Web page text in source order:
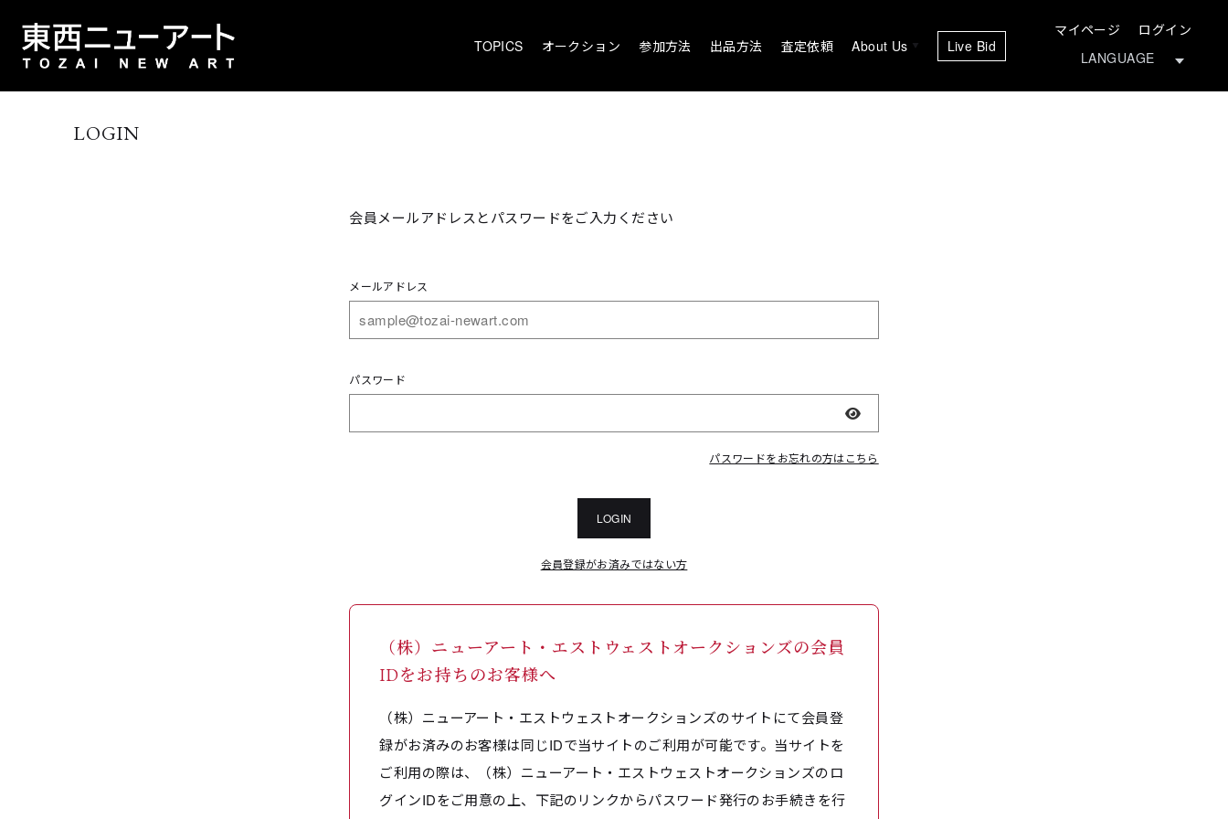
TOPICS オークション 参加方法 出品方法 査定依頼 About Us Live Bid
マイページ ログイン
LOGIN
会員メールアドレスとパスワードをご入力ください
メールアドレス
パスワード
表示
パスワードをお忘れの方はこちら
LOGIN
会員登録がお済みではない方
（株）ニューアート・エストウェストオークションズの会員
IDをお持ちのお客様へ
（株）ニューアート・エストウェストオークションズのサイトにて会員登
録がお済みのお客様は同じIDで当サイトのご利用が可能です。当サイトを
ご利用の際は、（株）ニューアート・エストウェストオークションズのロ
グインIDをご用意の上、下記のリンクからパスワード発行のお手続きを行